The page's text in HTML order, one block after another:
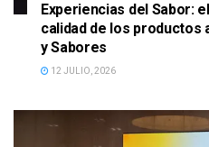
Experiencias del Sabor:
calidad de los productos
y Sabores
12 JULIO, 2026